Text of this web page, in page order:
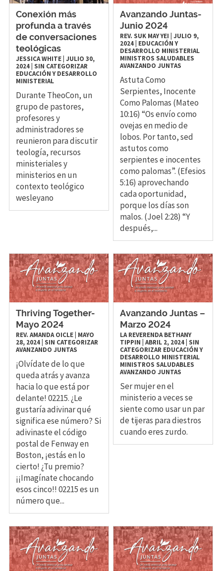
Conexión más
profunda a través
de conversaciones
teológicas
JESSICA WHITE JULIO 30,
2024| SIN CATEGORIZAR
EDUCACIÓN Y DESARROLLO
MINISTERIAL
Durante TheoCon, un
grupo de pastores,
profesores y
administradores se
reunieron para discutir
teología, recursos
ministeriales y
ministerios en un
contexto teológico
wesleyano
Avanzando Juntas-
Junio 2024
REV. SUK MAY YEI |JULIO 9,
2024 EDUCACIÓN Y
DESARROLLO MINISTERIAL
MINISTROS SALUDABLES
AVANZANDO JUNTAS
Astuta Como
Serpientes, Inocente
Como Palomas (Mateo
10:16) “Os envío como
ovejas en medio de
lobos. Por tanto, sed
astutos como
serpientes e inocentes
como palomas”. (Efesios
5:16) aprovechando
cada oportunidad,
porque los días son
malos. (Joel 2:28) “Y
después,...
Thriving Together-
Mayo 2024
REV. AMANDA OICLE| MAYO
28, 2024| SIN CATEGORIZAR
AVANZANDO JUNTAS
¡Olvídate de lo que
queda atrás y avanza
hacia lo que está por
delante! 02215. ¿Le
gustaría adivinar qué
significa ese número? Si
adivinaste el código
postal de Fenway en
Boston, ¡estás en lo
cierto! ¿Tu premio?
¡¡Imagínate chocando
esos cinco!! 02215 es un
número que...
Avanzando Juntas –
Marzo 2024
LA REVERENDA BETHANY
TIPPIN |ABRIL 2, 2024 SIN
CATEGORIZAR EDUCACIÓN Y
DESARROLLO MINISTERIAL
MINISTROS SALUDABLES
AVANZANDO JUNTAS
Ser mujer en el
ministerio a veces se
siente como usar un par
de tijeras para diestros
cuando eres zurdo.